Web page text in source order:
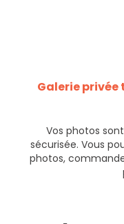
Galerie
Vos photos
sécurisée. Vous
photos,